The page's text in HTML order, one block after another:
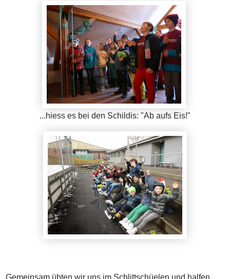
...hiess es bei den Schildis: "Ab aufs Eis!"
Gemeinsam übten wir uns im Schlittschüelen und halfen